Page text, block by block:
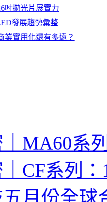
吋拋光片展實力
發展趨勢彙整
業實用化還有多遠？
MA60系
CF系列：
月份全球